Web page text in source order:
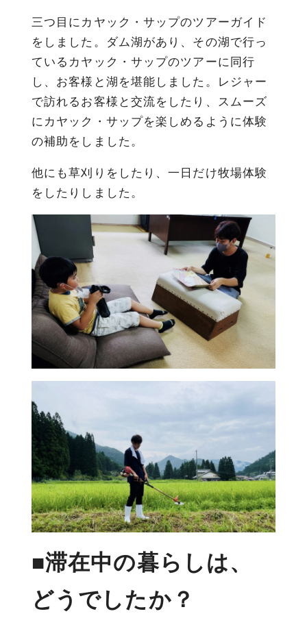
三つ目にカヤック・サップのツアーガイド
をしました。ダム湖があり、その湖で行っ
ているカヤック・サップのツアーに同行
し、お客様と湖を堪能しました。レジャー
で訪れるお客様と交流をしたり、スムーズ
にカヤック・サップを楽しめるように体験
の補助をしました。
他にも草刈りをしたり、一日だけ牧場体験
をしたりしました。
■滞在中の暮らしは、
どうでしたか？